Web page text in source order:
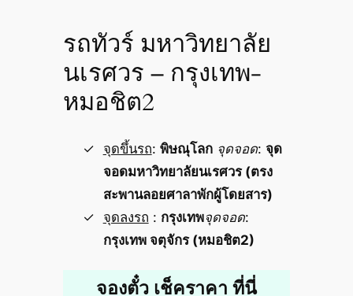
รถทัวร์ มหาวิทยาลัย
นเรศวร – กรุงเทพ-
หมอชิต2
จุดขึ้นรถ: พิษณุโลก จุดจอด: จุด
จอดมหาวิทยาลัยนเรศวร (ตรง
สะพานลอยศาลาพักผู้โดยสาร)
จุดลงรถ : กรุงเทพจุดจอด:
กรุงเทพ จตุจักร (หมอชิต2)
จองตั๋ว เช็คราคา ที่นี่